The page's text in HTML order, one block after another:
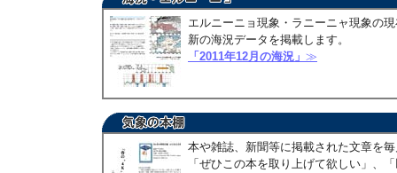
エルニーニョ現象・ラニーニャ現象の
新の海況データを掲載します。
「2011年12月の海況」 ≫
本や雑誌、新聞等に掲載された文章を
「ぜひこの本を取り上げて欲しい」、